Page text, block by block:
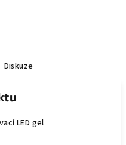
Diskuze
LED gel